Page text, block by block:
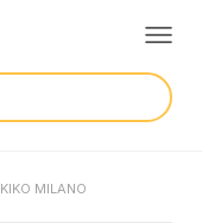
KIKO MILANO